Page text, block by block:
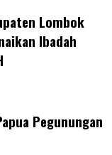
Lombok
Ibadah
Pegunungan